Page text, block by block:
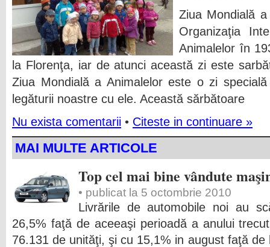
Ziua Mondială
Organizaţia
Animalelor în
la Florenţa, iar de atunci această zi este
Ziua Mondială a Animalelor este o zi
legăturii noastre cu ele. Această sărbătoare
Nu exista comentarii • Citeste in continuare »
MAI MULTE ARTICOLE
Top cel mai bine vândute
• publicat la 5 octombrie 2010
Livrările de automobile noi au
26,5% faţă de aceeaşi perioadă a anului
76.131 de unităţi, şi cu 15,1% in august faţă